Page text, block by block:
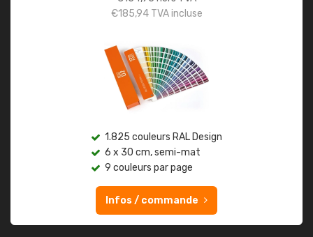
€185,94TVA incluse
1.825 couleurs RAL Design
6 x 30 cm, semi-mat
9 couleurs par page
Infos / commande